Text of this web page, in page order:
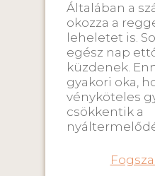
Általában a
okozza a
leheletet is.
egész nap
küzdenek.
gyakori oka,
vényköteles
csökkentik a